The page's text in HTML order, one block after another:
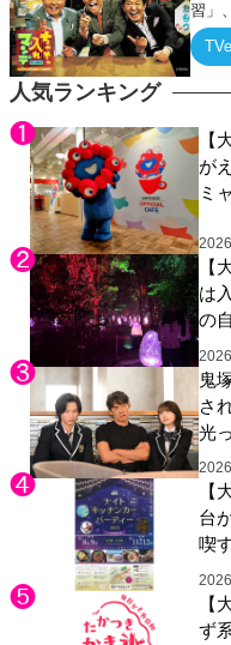
人気ランキング
【
が
ミ
展示
【
は
の
ガ
鬼
さ
光
【
台
喫
【
ず
習」
るテ
てい